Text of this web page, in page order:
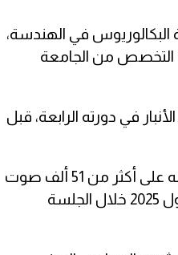
حاصل على شهادة البكالوريوس في الهندسة،
التخصص من الجامعة
النواب عن محافظة الأنبار في دورته الرابعة، قبل
وفي الانتخابات التشريعية الأخيرة التي جرت في نوفمبر/تشرين الثاني 2025، حقق فوزاً لافتاً بحصوله على أكثر من 51 ألف صوت
في دائرته الانتخابية بالأنبار، قبل أن يُنتخب رئيساً لمجلس النواب العراقي في 29 ديسمبر/كانون الأول 2025 خلال الجلسة